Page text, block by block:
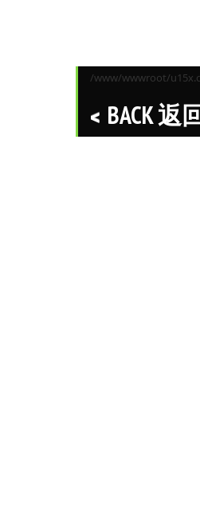
/www/wwwroot/
BACK 返